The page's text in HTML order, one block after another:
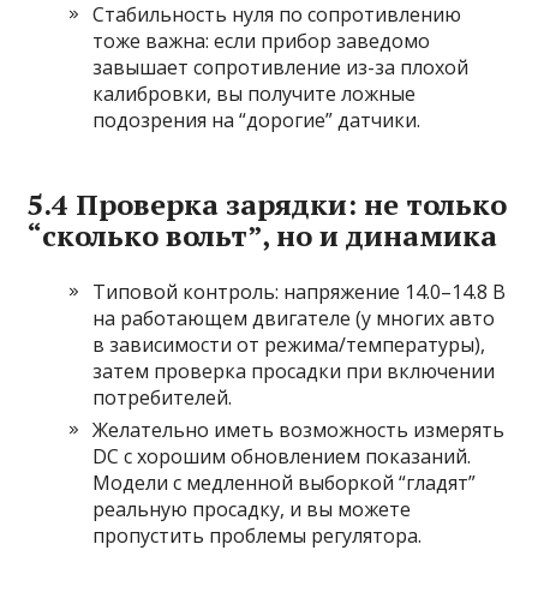
Стабильность нуля по сопротивлению
тоже важна: если прибор заведомо
завышает сопротивление из-за плохой
калибровки, вы получите ложные
подозрения на “дорогие” датчики.
5.4 Проверка зарядки: не только
“сколько вольт”, но и динамика
Типовой контроль: напряжение 14.0–14.8 В
на работающем двигателе (у многих авто
в зависимости от режима/температуры),
затем проверка просадки при включении
потребителей.
Желательно иметь возможность измерять
DC с хорошим обновлением показаний.
Модели с медленной выборкой “гладят”
реальную просадку, и вы можете
пропустить проблемы регулятора.